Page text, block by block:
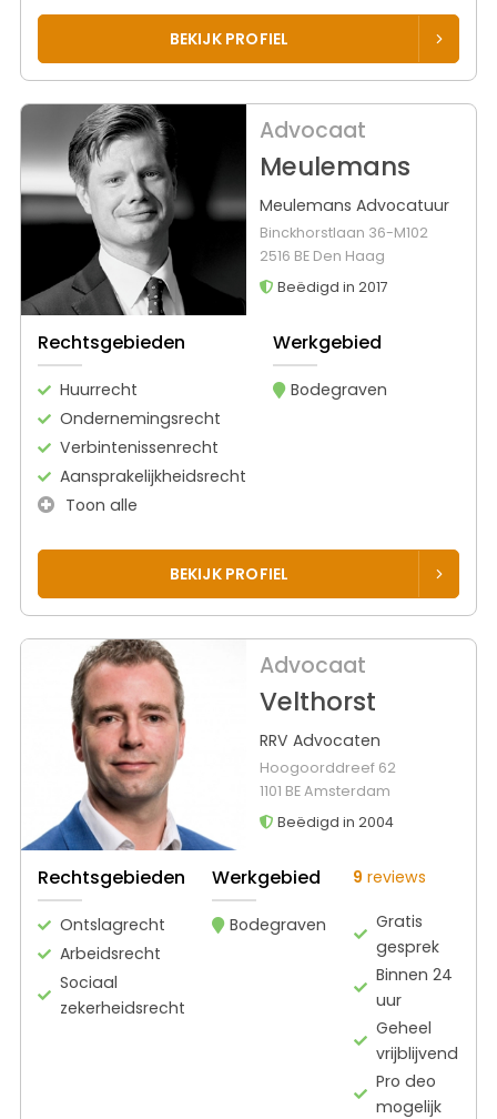
BEKIJK PROFIEL
Advocaat
Meulemans
Meulemans Advocatuur
Binckhorstlaan 36-M102
2516 BE Den Haag
Beëdigd in 2017
Rechtsgebieden
Huurrecht
Ondernemingsrecht
Verbintenissenrecht
Aansprakelijkheidsrecht
Toon alle
Werkgebied
Bodegraven
BEKIJK PROFIEL
Advocaat
Velthorst
RRV Advocaten
Hoogoorddreef 62
1101 BE Amsterdam
Beëdigd in 2004
Rechtsgebieden
Ontslagrecht
Arbeidsrecht
Sociaal
zekerheidsrecht
Werkgebied
Bodegraven
9 reviews
Gratis
gesprek
Binnen 24
uur
Geheel
vrijblijvend
Pro deo
mogelijk